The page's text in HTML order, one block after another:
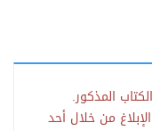
المذكور.
من خلال أحد